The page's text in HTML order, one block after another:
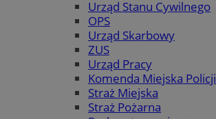
Urząd Stanu Cywilnego
OPS
Urząd Skarbowy
ZUS
Urząd Pracy
Komenda Miejska Policji
Straż Miejska
Straż Pożarna